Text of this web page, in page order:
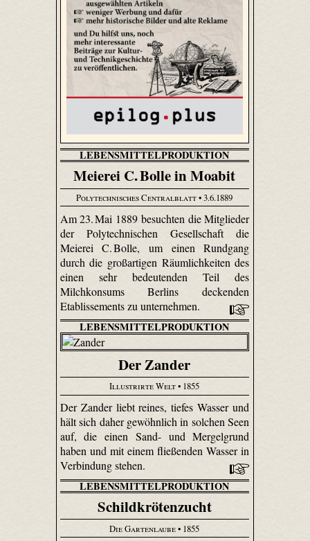
LEBENSMITTELPRODUKTION
Meierei C. Bolle in Moabit
Polytechnisches Centralblatt• 3.6.1889
Am 23. Mai 1889 besuchten die Mitglieder
der Polytechnischen Gesellschaft die
Meierei C. Bolle, um einen Rundgang
durch die großartigen Räumlichkeiten des
einen sehr bedeutenden Teil des
Milchkonsums Berlins deckenden
Etablissements zu unternehmen.
LEBENSMITTELPRODUKTION
Der Zander
Illustrirte Welt• 1855
Der Zander liebt reines, tiefes Wasser und
hält sich daher gewöhnlich in solchen Seen
auf, die einen Sand- und Mergelgrund
haben und mit einem fließenden Wasser in
Verbindung stehen.
LEBENSMITTELPRODUKTION
Schildkrötenzucht
Die Gartenlaube• 1855